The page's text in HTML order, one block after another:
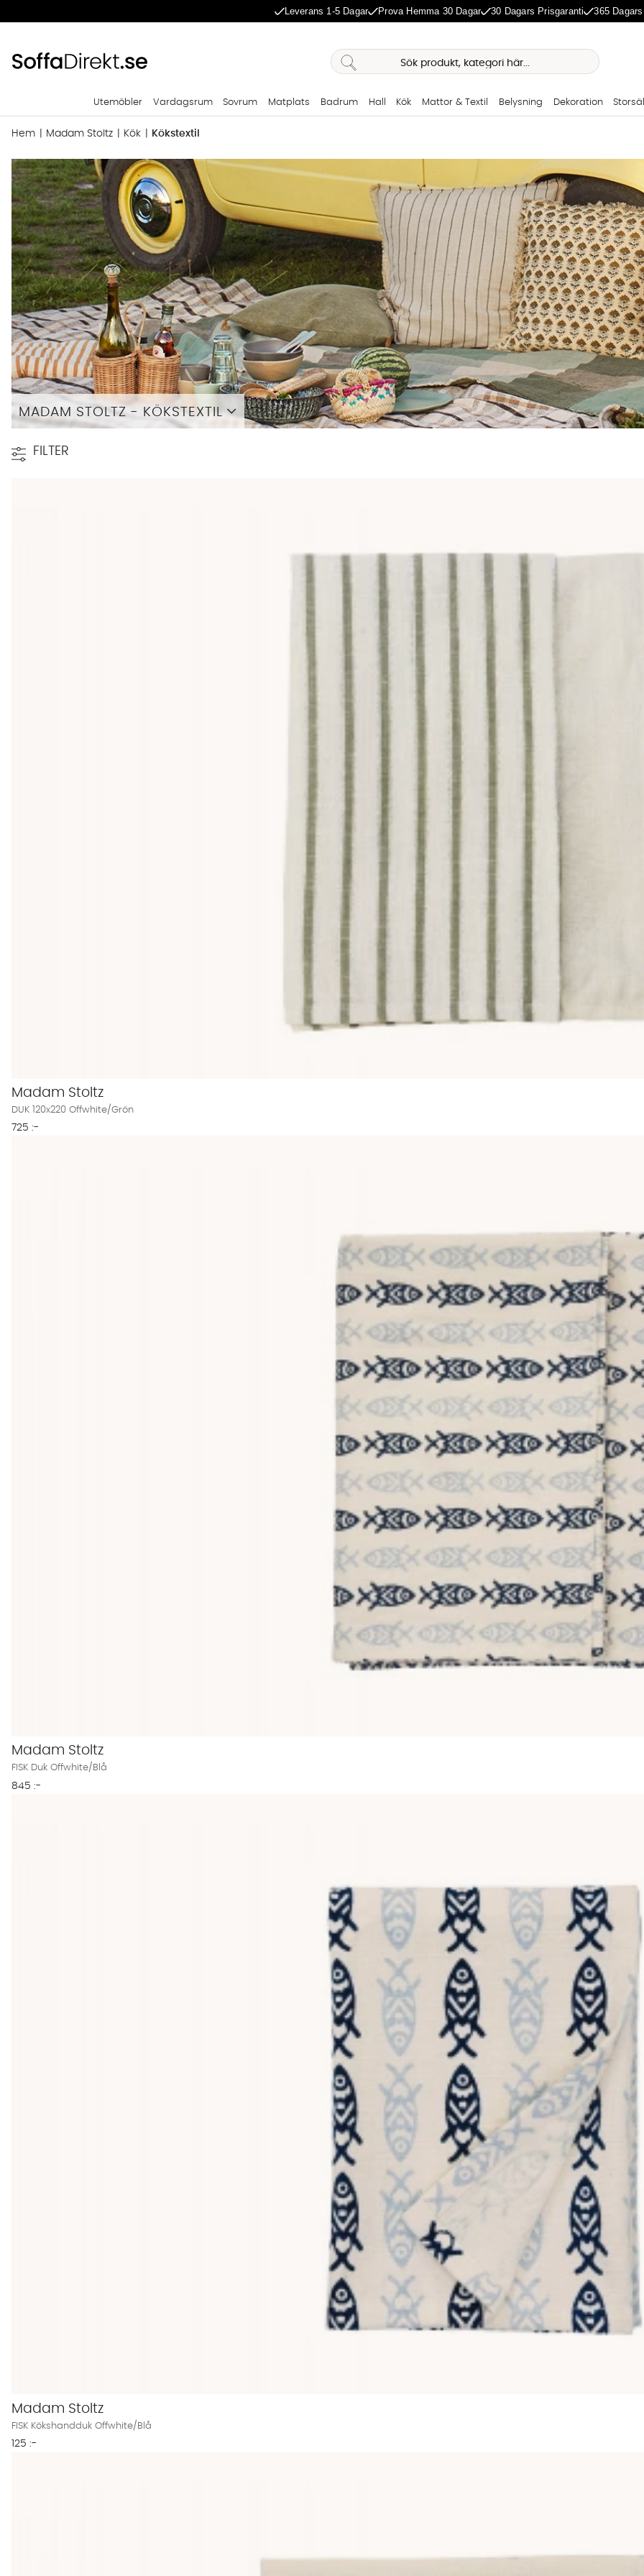
Leverans 1-5 Dagar Prova Hemma 30 Dagar 30 Dagars Prisgaranti 365
Utemöbler Vardagsrum Sovrum Matplats Badrum Hall Kök Mattor & Textil Belysning Dekoration
Hem Madam Stoltz Kök Kökstextil
MADAM STOLTZ - KÖKSTEXTIL
FILTER
Madam Stoltz
DUK 120x220 Offwhite/Grön
725 :-
Madam Stoltz
FISK Duk Offwhite/Blå
845 :-
Madam Stoltz
FISK Kökshandduk Offwhite/Blå
125 :-